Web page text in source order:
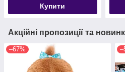
Купити
Акційні пропозиції та
–67%